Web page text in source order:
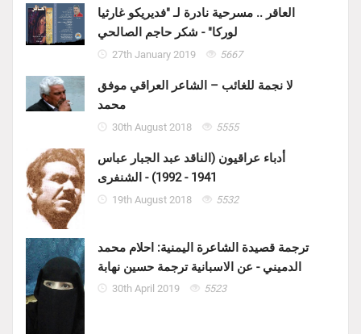
العاقر .. مسرحية نادرة لـ "فديريكو غارثيا
لوركا" - شكر حاجم الصالحي
27th January 2019 5667
لا نجمة للغائب – الشاعر العراقي موفق
محمد
30th August 2018 5555
أدباء عراقيون (الناقد عبد الجبار عباس
1941 - 1992) - الشنفرى
19th August 2018 5532
ترجمة قصيدة الشاعرة اليمنية: احلام محمد
الدميني - عن الاسبانية ترجمة حسين نهابة
30th April 2019 5523